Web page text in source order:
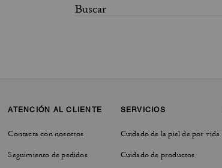
ATENCIÓN AL CLIENTE
Contacta con nosotros
Seguimiento de pedidos
SERVICIOS
Cuidado de la piel de por vida
Cuidado de productos